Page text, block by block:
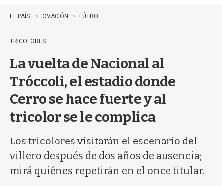
EL PAÍS OVACIÓN FÚTBOL
TRICOLORES
La vuelta de Nacional al
Tróccoli, el estadio donde
Cerro se hace fuerte y al
tricolor se le complica
Los tricolores visitarán el escenario del
villero después de dos años de ausencia;
mirá quiénes repetirán en el once titular.